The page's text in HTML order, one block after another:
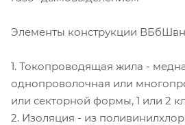
Элементы конструкции
1. Токопроводящая жила -
однопроволочная или
или секторной формы, 1 или 2
2. Изоляция - из